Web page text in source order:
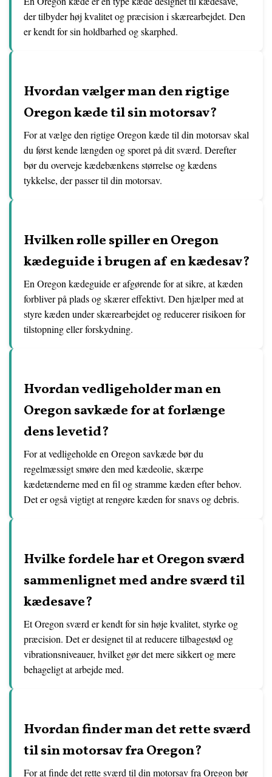
der tilbyder høj kvalitet og præcision i skærearbejdet. Den
er kendt for sin holdbarhed og skarphed.
Hvordan vælger man den rigtige
Oregon kæde til sin motorsav?
For at vælge den rigtige Oregon kæde til din motorsav skal
du først kende længden og sporet på dit sværd. Derefter
bør du overveje kædebænkens størrelse og kædens
tykkelse, der passer til din motorsav.
Hvilken rolle spiller en Oregon
kædeguide i brugen af en kædesav?
En Oregon kædeguide er afgørende for at sikre, at kæden
forbliver på plads og skærer effektivt. Den hjælper med at
styre kæden under skærearbejdet og reducerer risikoen for
tilstopning eller forskydning.
Hvordan vedligeholder man en
Oregon savkæde for at forlænge
dens levetid?
For at vedligeholde en Oregon savkæde bør du
regelmæssigt smøre den med kædeolie, skærpe
kædetænderne med en fil og stramme kæden efter behov.
Det er også vigtigt at rengøre kæden for snavs og debris.
Hvilke fordele har et Oregon sværd
sammenlignet med andre sværd til
kædesave?
Et Oregon sværd er kendt for sin høje kvalitet, styrke og
præcision. Det er designet til at reducere tilbagestød og
vibrationsniveauer, hvilket gør det mere sikkert og mere
behageligt at arbejde med.
Hvordan finder man det rette sværd
til sin motorsav fra Oregon?
For at finde det rette sværd til din motorsav fra Oregon bør